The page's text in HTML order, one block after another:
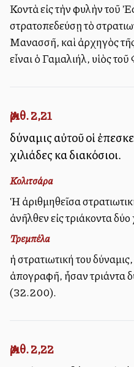
Κοντὰ εἰς τὴν φυλὴν τοῦ
στρατοπεδεύσῃ τὸ
Μανασσῆ, καὶ ἀρχηγὸς
εἶναι ὁ Γαμαλιήλ, υἱὸς
Ἀριθ. 2,21
δύναμις αὐτοῦ οἱ
χιλιάδες καὶ διακόσιοι.
Κολιτσάρα
Ἡ ἀριθμηθεῖσα
ἀνῆλθεν εἰς τριάκοντα
Τρεμπέλα
ἡ στρατιωτική του
ἀπογραφῆ, ἦσαν τριάντα
(32.200).
Ἀριθ. 2,22